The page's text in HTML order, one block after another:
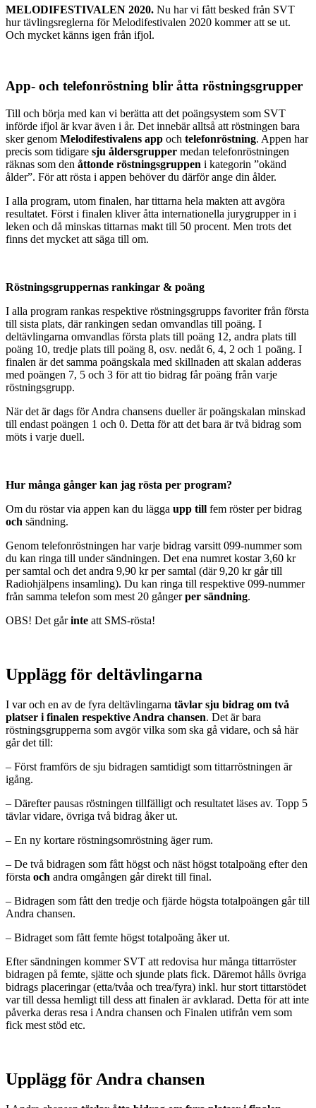
MELODIFESTIVALEN 2020. Nu har vi fått besked från SVT
hur tävlingsreglerna för Melodifestivalen 2020 kommer att se ut.
Och mycket känns igen från ifjol.
App- och telefonröstning blir åtta röstningsgrupper
Till och börja med kan vi berätta att det poängsystem som SVT
införde ifjol är kvar även i år. Det innebär alltså att röstningen bara
sker genom Melodifestivalens app och telefonröstning. Appen har
precis som tidigare sju åldersgrupper medan telefonröstningen
räknas som den åttonde röstningsgruppen i kategorin ”okänd
ålder”. För att rösta i appen behöver du därför ange din ålder.
I alla program, utom finalen, har tittarna hela makten att avgöra
resultatet. Först i finalen kliver åtta internationella jurygrupper in i
leken och då minskas tittarnas makt till 50 procent. Men trots det
finns det mycket att säga till om.
Röstningsgruppernas rankingar & poäng
I alla program rankas respektive röstningsgrupps favoriter från första
till sista plats, där rankingen sedan omvandlas till poäng. I
deltävlingarna omvandlas första plats till poäng 12, andra plats till
poäng 10, tredje plats till poäng 8, osv. nedåt 6, 4, 2 och 1 poäng. I
finalen är det samma poängskala med skillnaden att skalan adderas
med poängen 7, 5 och 3 för att tio bidrag får poäng från varje
röstningsgrupp.
När det är dags för Andra chansens dueller är poängskalan minskad
till endast poängen 1 och 0. Detta för att det bara är två bidrag som
möts i varje duell.
Hur många gånger kan jag rösta per program?
Om du röstar via appen kan du lägga upp till fem röster per bidrag
och sändning.
Genom telefonröstningen har varje bidrag varsitt 099-nummer som
du kan ringa till under sändningen. Det ena numret kostar 3,60 kr
per samtal och det andra 9,90 kr per samtal (där 9,20 kr går till
Radiohjälpens insamling). Du kan ringa till respektive 099-nummer
från samma telefon som mest 20 gångerper sändning.
OBS! Det gårinte att SMS-rösta!
Upplägg för deltävlingarna
I var och en av de fyra deltävlingarna tävlar sju bidrag om två
platser i finalen respektive Andra chansen. Det är bara
röstningsgrupperna som avgör vilka som ska gå vidare, och så här
går det till:
– Först framförs de sju bidragen samtidigt som tittarröstningen är
igång.
– Därefter pausas röstningen tillfälligt och resultatet läses av. Topp 5
tävlar vidare, övriga två bidrag åker ut.
– En ny kortare röstningsomröstning äger rum.
– De två bidragen som fått högst och näst högst totalpoäng efter den
första och andra omgången går direkt till final.
– Bidragen som fått den tredje och fjärde högsta totalpoängen går till
Andra chansen.
– Bidraget som fått femte högst totalpoäng åker ut.
Efter sändningen kommer SVT att redovisa hur många tittarröster
bidragen på femte, sjätte och sjunde plats fick. Däremot hålls övriga
bidrags placeringar (etta/tvåa och trea/fyra) inkl. hur stort tittarstödet
var till dessa hemligt till dess att finalen är avklarad. Detta för att inte
påverka deras resa i Andra chansen och Finalen utifrån vem som
fick mest stöd etc.
Upplägg för Andra chansen